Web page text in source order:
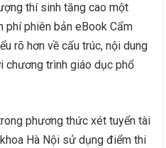
thí sinh tăng cao một
phí phiên bản eBook Cẩm
rõ hơn về cấu trúc, nội dung
chương trình giáo dục phổ
phương thức xét tuyển tài
Hà Nội sử dụng điểm thi